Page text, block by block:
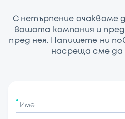
С нетърпение очакваме
вашата компания и
пред нея. Напишете ни
насреща сме да
Име